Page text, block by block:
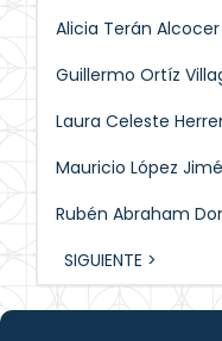
Alicia Terán Alcocer
Guillermo Ortíz
Laura Celeste
Mauricio López
Rubén Abraham
SIGUIENTE >